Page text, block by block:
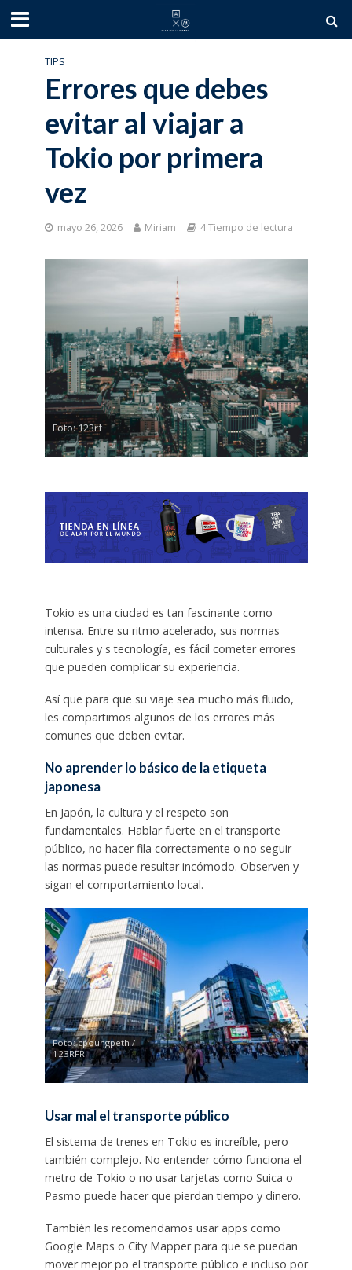
TIPS
Errores que debes
evitar al viajar a
Tokio por primera
vez
mayo 26, 2026 Miriam 4 Tiempo de lectura
Foto: 123rf
Tokio es una ciudad es tan fascinante como
intensa. Entre su ritmo acelerado, sus normas
culturales y s tecnología, es fácil cometer errores
que pueden complicar su experiencia.
Así que para que su viaje sea mucho más fluido,
les compartimos algunos de los errores más
comunes que deben evitar.
No aprender lo básico de la etiqueta
japonesa
En Japón, la cultura y el respeto son
fundamentales. Hablar fuerte en el transporte
público, no hacer fila correctamente o no seguir
las normas puede resultar incómodo. Observen y
sigan el comportamiento local.
Foto: cpoungpeth /
123RFR
Usar mal el transporte público
El sistema de trenes en Tokio es increíble, pero
también complejo. No entender cómo funciona el
metro de Tokio o no usar tarjetas como Suica o
Pasmo puede hacer que pierdan tiempo y dinero.
También les recomendamos usar apps como
Google Maps o City Mapper para que se puedan
mover mejor po el transporte público e incluso por